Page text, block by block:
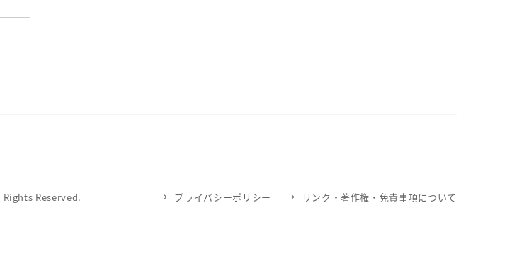
Rights Reserved. プライバシーポリシー リンク・著作権・免責事項について